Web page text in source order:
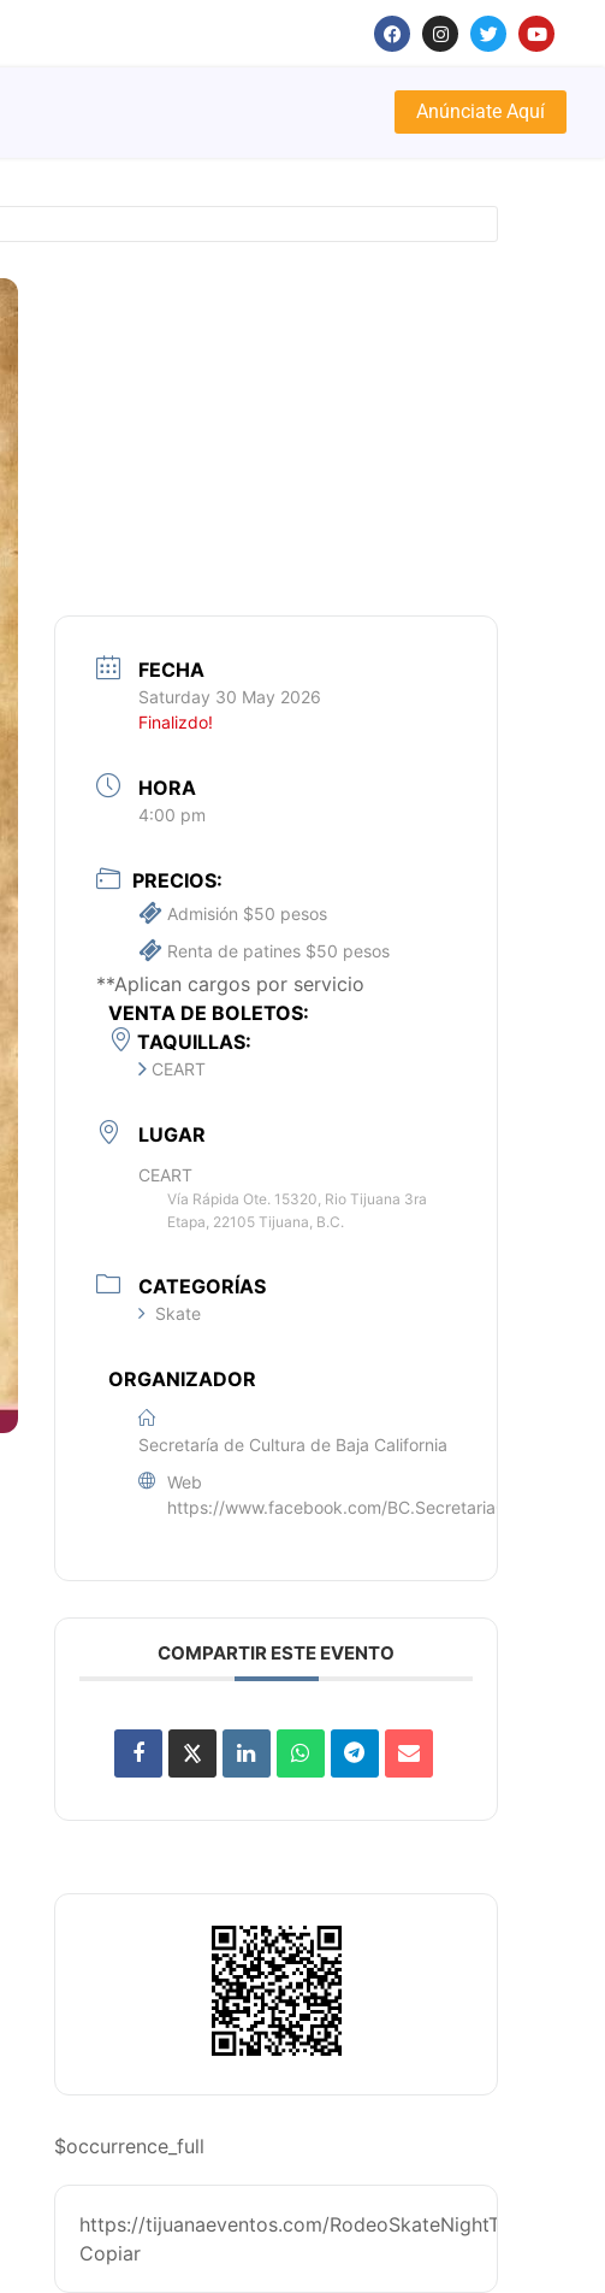
Anúnciate Aquí
FECHA
Saturday 30 May 2026
Finalizdo!
HORA
4:00 pm
PRECIOS:
Admisión $50 pesos
Renta de patines $50 pesos
**Aplican cargos por servicio
VENTA DE BOLETOS:
TAQUILLAS:
CEART
LUGAR
CEART
Vía Rápida Ote. 15320, Rio Tijuana 3ra
Etapa, 22105 Tijuana, B.C.
CATEGORÍAS
Skate
ORGANIZADOR
Secretaría de Cultura de Baja California
Web
https://www.facebook.com/BC.SecretariaCultura
COMPARTIR ESTE EVENTO
$occurrence_full
https://tijuanaeventos.com/RodeoSkateNightTj26
Copiar